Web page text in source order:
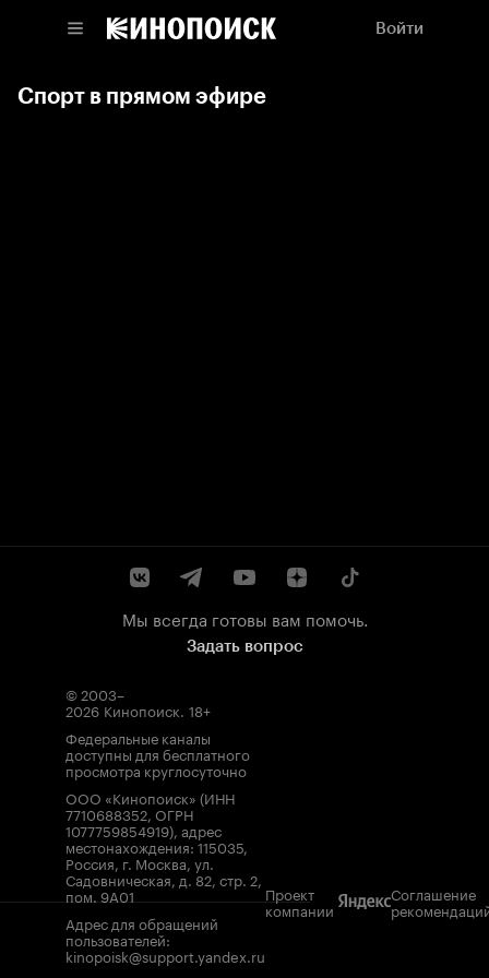
Войти
Спорт в прямом эфире
Мы всегда готовы вам помочь.
Задать вопрос
© 2003–
2026 Кинопоиск. 18+
Федеральные каналы
доступны для бесплатного
просмотра круглосуточно
ООО «Кинопоиск» (ИНН
7710688352, ОГРН
1077759854919), адрес
местонахождения: 115035,
Россия, г. Москва, ул.
Садовническая, д. 82, стр. 2,
пом. 9А01
Адрес для обращений
пользователей:
kinopoisk@support.yandex.ru
Проект
компании
Соглашение